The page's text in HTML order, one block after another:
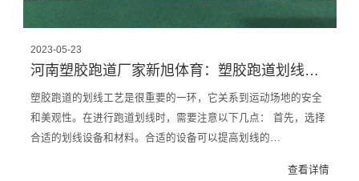
2023-05-23
河南塑胶跑道厂家新旭体育：塑胶跑道划线工艺
塑胶跑道的划线工艺是很重要的一环，它关系到运动场地的安全
和美观性。在进行跑道划线时，需要注意以下几点： 首先，选择
合适的划线设备和材料。合适的设备可以提高划线的…
查看详情